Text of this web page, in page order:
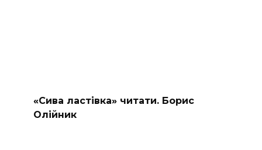
«Сива ластівка» читати. Борис
Олійник